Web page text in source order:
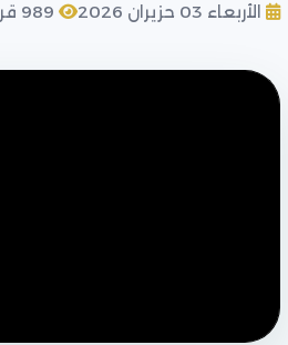
الأربعاء 03 حزيران 2026